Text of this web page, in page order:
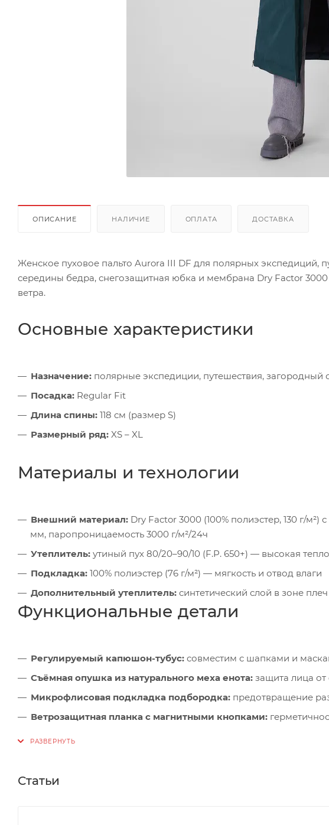
ОПИСАНИЕ НАЛИЧИЕ ОПЛАТА ДОСТАВКА
Женское пуховое пальто Aurora III DF для полярных экспедиций,
середины бедра, снегозащитная юбка и мембрана Dry Factor
ветра.
Основные характеристики
Назначение: полярные экспедиции, путешествия, загородный
Посадка: Regular Fit
Длина спины: 118 см (размер S)
Размерный ряд: XS – XL
Материалы и технологии
Внешний материал: Dry Factor 3000 (100% полиэстер, 130 г/
мм, паропроницаемость 3000 г/м²/24ч
Утеплитель: утиный пух 80/20–90/10 (F.P. 650+) — высокая
Подкладка: 100% полиэстер (76 г/м²) — мягкость и отвод влаги
Дополнительный утеплитель: синтетический слой в зоне
Функциональные детали
Регулируемый капюшон-тубус: совместим с шапками и
Съёмная опушка из натурального меха енота: защита лица
Микрофлисовая подкладка подбородка: предотвращение
Ветрозащитная планка с магнитными кнопками:
Нагрудные карманы с флисовой подкладкой High Loft:
Статьи